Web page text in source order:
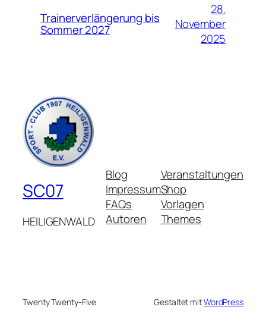
Trainerverlängerung bis
Sommer 2027
28.
November
2025
SC07
HEILIGENWALD
Blog
Impressum
FAQs
Autoren
Veranstaltungen
Shop
Vorlagen
Themes
Twenty Twenty-Five Gestaltet mitWordPress